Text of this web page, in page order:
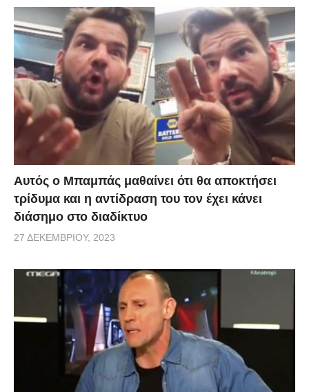
Αυτός ο Μπαμπάς μαθαίνει ότι θα αποκτήσει
τρίδυμα και η αντίδραση του τον έχει κάνει
διάσημο στο διαδίκτυο
27 ΔΕΚΕΜΒΡΊΟΥ, 2023